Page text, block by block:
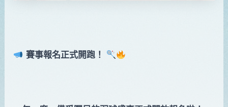
賽事報名正式開跑！